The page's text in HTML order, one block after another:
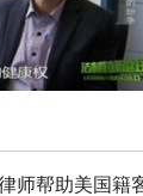
师帮助美国籍